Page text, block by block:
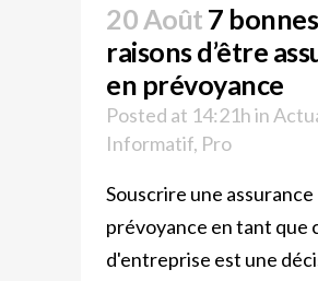
20 Août 7 bonnes
raisons d’être
en prévoyance
Posted at 14:21hin
Informatif, Pro
Souscrire une assurance
prévoyance en tant que
d'entreprise est une